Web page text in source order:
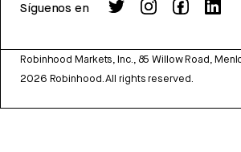
Síguenos en
Robinhood Markets, Inc., 85 Willow Road,
2026 Robinhood. All rights reserved.